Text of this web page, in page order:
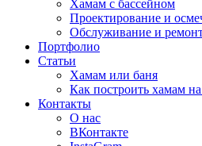
Хамам с бассейном
Проектирование и
Обслуживание и
Портфолио
Статьи
Хамам или баня
Как построить хамам
Контакты
О нас
ВКонтакте